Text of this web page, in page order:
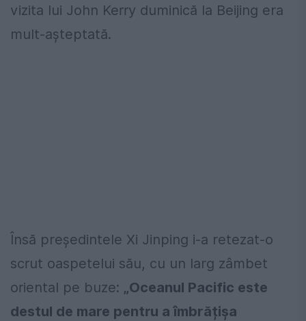
vizita lui John Kerry duminică la Beijing era
mult-așteptată.
Însă președintele Xi Jinping i-a retezat-o
scrut oaspetelui său, cu un larg zâmbet
oriental pe buze: „Oceanul Pacific este
destul de mare pentru a îmbrățișa